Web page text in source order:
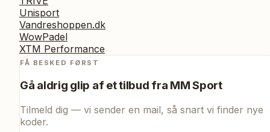
Unisport
Vandreshoppen.dk
WowPadel
XTM Performance
FÅ BESKED FØRST
Gå aldrig glip af et tilbud fra MM Sport
Tilmeld dig — vi sender en mail, så snart vi finder nye
koder.